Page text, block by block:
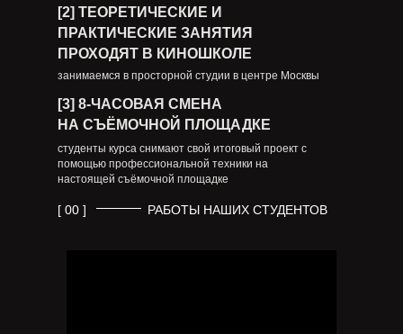
занимаемся в просторной студии в центре Москвы
студенты курса снимают свой итоговый проект с
помощью профессиональной техники на
настоящей съёмочной площадке
[2] ТЕОРЕТИЧЕСКИЕ И
ПРАКТИЧЕСКИЕ ЗАНЯТИЯ
ПРОХОДЯТ В КИНОШКОЛЕ
[3] 8-ЧАСОВАЯ СМЕНА
НА СЪЁМОЧНОЙ ПЛОЩАДКЕ
РАБОТЫ НАШИХ СТУДЕНТОВ
[ 00 ]